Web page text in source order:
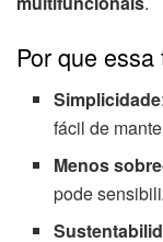
Por que
Simplicidade
fácil de
Menos
pode